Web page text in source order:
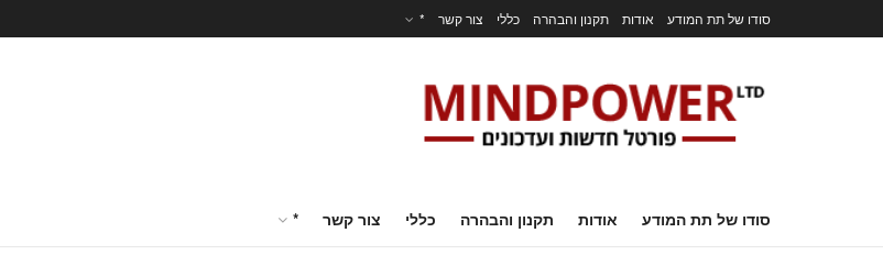
סודו של תת המודע אודות תקנון והבהרה כללי צור קשר *
סודו של תת המודע אודות תקנון והבהרה כללי צור קשר *